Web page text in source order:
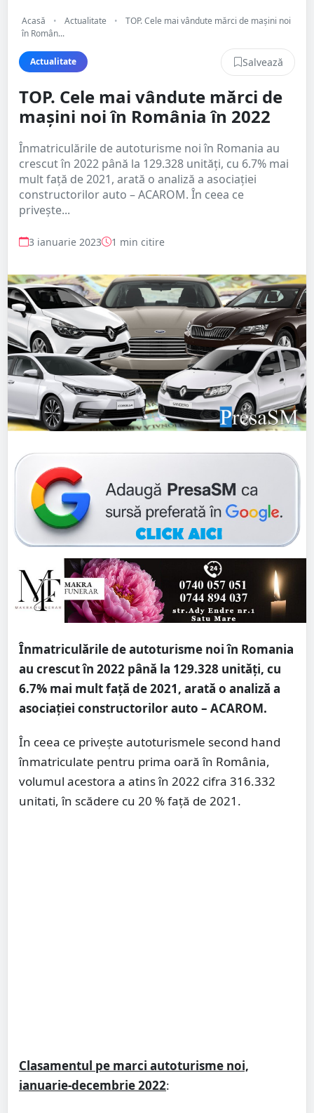
Acasă • Actualitate •
TOP. Cele mai vândute mărci de mașini noi
în Român...
Actualitate Salvează
TOP. Cele mai vândute mărci de
mașini noi în România în 2022
Înmatriculările de autoturisme noi în Romania au
crescut în 2022 până la 129.328 unități, cu 6.7% mai
mult față de 2021, arată o analiză a asociației
constructorilor auto – ACAROM. În ceea ce
privește...
3 ianuarie 2023 1 min citire
Înmatriculările de autoturisme noi în Romania
au crescut în 2022 până la 129.328 unități, cu
6.7% mai mult față de 2021, arată o analiză a
asociației constructorilor auto – ACAROM.
În ceea ce privește autoturismele second hand
înmatriculate pentru prima oară în România,
volumul acestora a atins în 2022 cifra 316.332
unitati, în scădere cu 20 % față de 2021.
Clasamentul pe marci autoturisme noi,
ianuarie-decembrie 2022: